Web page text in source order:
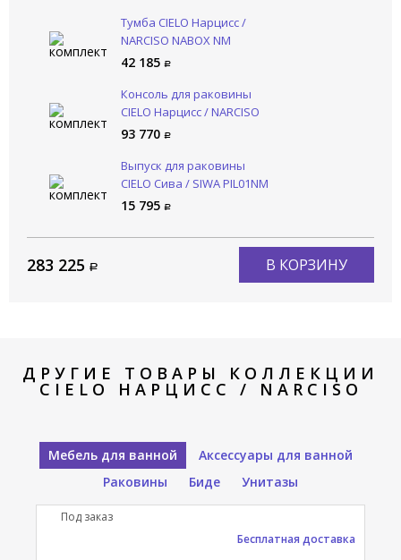
Тумба CIELO Нарцисс /
NARCISO NABOX NM
42 185
Консоль для раковины
CIELO Нарцисс / NARCISO
NASTM NM
93 770
Выпуск для раковины
CIELO Сива / SIWA PIL01NM
CP
15 795
283 225 В КОРЗИНУ
ДРУГИЕ ТОВАРЫ КОЛЛЕКЦИИ
CIELO НАРЦИСС / NARCISO
Мебель для ванной
Аксессуары для ванной
Раковины
Биде Унитазы
Под заказ
Бесплатная доставка